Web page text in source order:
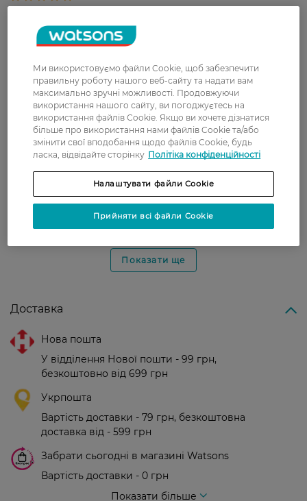
14 грудня, 2021
Гарний, якісний гель із
прийнятною ціною!
Марія
14 грудня, 2021
Чудовий, лагідний та приємний
запах. Користуюсь дуже давно.
28 листопада, 2021
Очень понравилась , надолго
хватает
25 листопада, 2021
Довольно неплохое, мягкое,
щадящее средство, с приятным
ароматом.
Показати ще
Доставка
Нова пошта
У відділення Нової пошти - 99 грн,
безкоштовно від 699 грн
Укрпошта
Вартість доставки - 79 грн, безкоштовна
доставка від - 599 грн
Забрати сьогодні в магазині Watsons
Вартість доставки - 0 грн
Показати більше
Ми використовуємо файли Cookie, щоб забезпечити
правильну роботу нашого веб-сайту та надати вам
максимально зручні можливості. Продовжуючи
використання нашого сайту, ви погоджуєтесь на
використання файлів Cookie. Якщо ви хочете дізнатися
більше про використання нами файлів Cookie та/або
змінити свої вподобання щодо файлів Cookie, будь
ласка, відвідайте сторінку Політіка конфіденційності
Налаштувати файли Cookie
Прийняти всі файли Cookie